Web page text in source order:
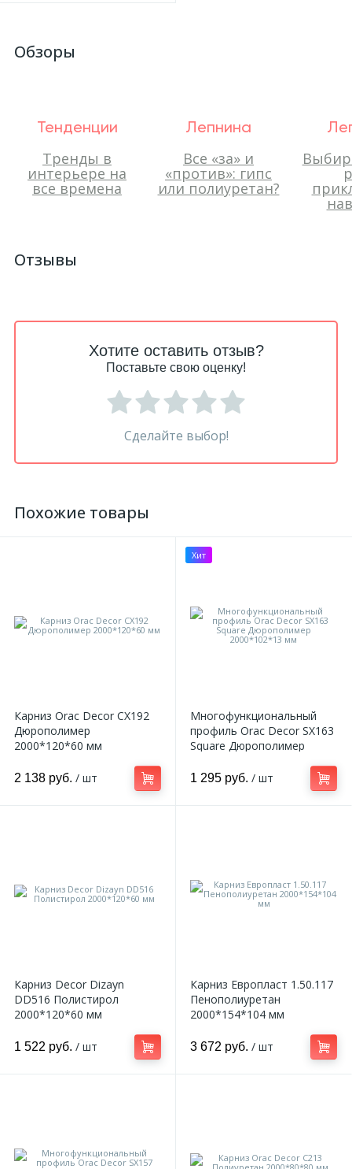
Обзоры
Тенденции
Тренды в
интерьере на
все времена
Лепнина
Все «за» и
«против»: гипс
или полиуретан?
Отзывы
Хотите оставить отзыв?
Поставьте свою оценку!
Сделайте выбор!
Похожие товары
Карниз Orac Decor CX192
Дюрополимер
2000*120*60 мм
2 138 руб. / шт
Хит
Многофункциональный
профиль Orac Decor SX163
Square Дюрополимер
1 295 руб. / шт
Карниз Decor Dizayn
DD516 Полистирол
2000*120*60 мм
1 522 руб. / шт
Карниз Европласт 1.50.117
Пенополиуретан
2000*154*104 мм
3 672 руб. / шт